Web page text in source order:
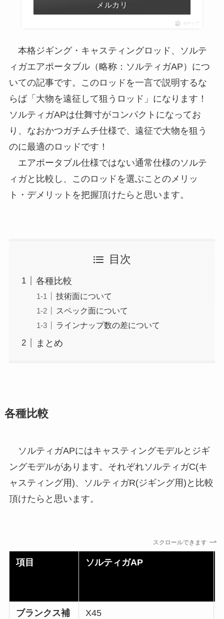
メルカリ
ポチップ
本格ジギング・キャスティングロッド、ソルテ
ィガエアポータブル（略称：ソルティガAP）につ
いての記事です。このロッドを一言で説明するな
らば「大物を遠征して狙うロッド」になります！
ソルティガAPは仕舞寸がコンパクトになってお
り、なおかつガチムチ仕様で、遠征で大物を狙う
のに最適のロッドです！
エアポータブル仕様ではない通常仕様のソルテ
ィガと比較し、このロッドを選ぶことのメリッ
ト・デメリットを把握頂けたらと思います。
目次
各種比較
技術面について
スペック面について
ラインナップ数の差について
まとめ
各種比較
ソルティガAPにはキャスティングモデルとジギ
ングモデルがあります。それぞれソルティガC(キ
ャスティング用)、ソルティガR(ジギング用)と比較
頂けたらと思います。
スクロールできます
項目 ソルティガAP
ブランクス補
X45